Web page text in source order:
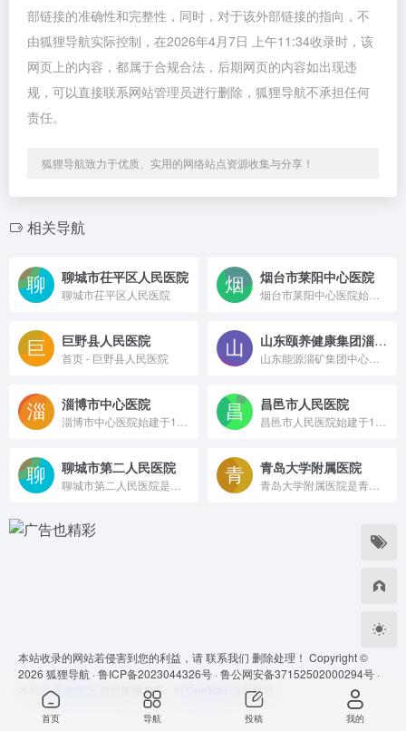
部链接的准确性和完整性，同时，对于该外部链接的指向，不
由狐狸导航实际控制，在2026年4月7日 上午11:34收录时，该
网页上的内容，都属于合规合法，后期网页的内容如出现违
规，可以直接联系网站管理员进行删除，狐狸导航不承担任何
责任。
狐狸导航致力于优质、实用的网络站点资源收集与分享！
相关导航
聊城市茌平区人民医院
聊城市茌平区人民医院
烟台市莱阳中心医院
巨野县人民医院
首页 - 巨野县人民医院
山东颐养健康集团淄博医院
淄博市中心医院 昌邑市人民医院
聊城市第二人民医院 青岛大学附属医院
本站收录的网站若侵害到您的利益，请联系我们 删除处理！ Copyright ©
2026 狐狸导航 ·鲁ICP备2023044326号 ·鲁公网安备37152502000294号 ·
本站由蜜蜂图床 提供图像服务 · 由 强力驱动
首页 导航 投稿 我的